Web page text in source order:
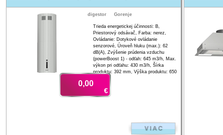
digestor Gorenje
Trieda energetickej účinnosti: B,
Priestorový odsávač, Farba: nerez,
Ovládanie: Dotykové ovládanie
senzorové, Úroveň hluku (max.): 62
dB(A), Zvýšenie prúdenia vzduchu
(powerBoost 1) - odťah: 645 m3/h, Max.
výkon pri odťahu: 430 m3/h, Šírka
produktu: 392 mm, Výška produktu: 650
0,00
€